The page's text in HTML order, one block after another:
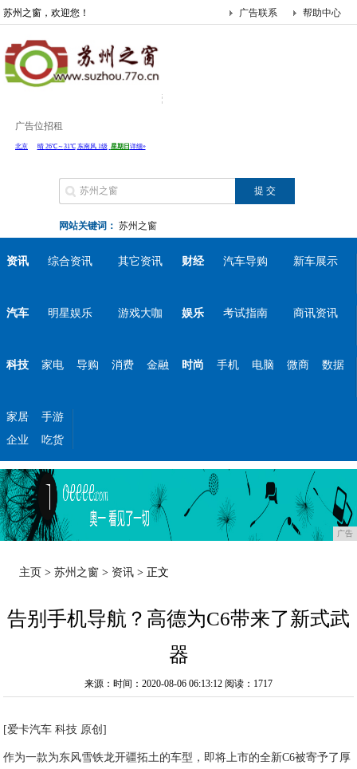
苏州之窗，欢迎您！ 帮助中心
广告联系
广告位招租
网站关键词： 苏州之窗
资讯 综合资讯 其它资讯 财经 汽车导购 新车展示
汽车 明星娱乐 游戏大咖 娱乐 考试指南 商讯资讯
科技 家电 导购 消费 金融 时尚 手机 电脑 微商 数据
家居
手游
企业
吃货
广告
主页 >苏州之窗 > 资讯 > 正文
告别手机导航？高德为C6带来了新式武
器
来源：时间：2020-08-06 06:13:12 阅读：1717
[爱卡汽车 科技 原创]
作为一款为东风雪铁龙开疆拓土的车型，即将上市的全新C6被寄予了厚